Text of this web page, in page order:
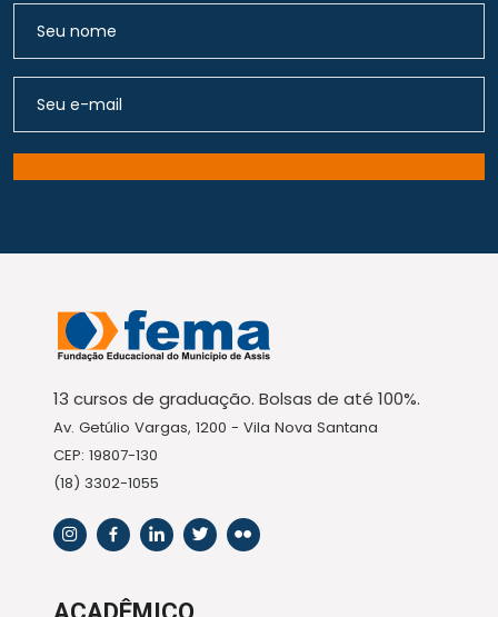
13 cursos de graduação. Bolsas de até 100%.
Av. Getúlio Vargas, 1200 - Vila Nova Santana
CEP: 19807-130
(18) 3302-1055